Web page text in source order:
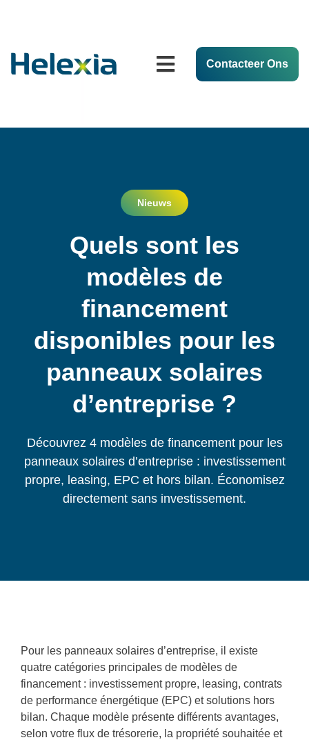
Contacteer Ons
Nieuws
Quels sont les
modèles de
financement
disponibles pour les
panneaux solaires
d’entreprise ?
Découvrez 4 modèles de financement pour les
panneaux solaires d’entreprise : investissement
propre, leasing, EPC et hors bilan. Économisez
directement sans investissement.
Pour les panneaux solaires d’entreprise, il existe
quatre catégories principales de modèles de
financement : investissement propre, leasing, contrats
de performance énergétique (EPC) et solutions hors
bilan. Chaque modèle présente différents avantages,
selon votre flux de trésorerie, la propriété souhaitée et